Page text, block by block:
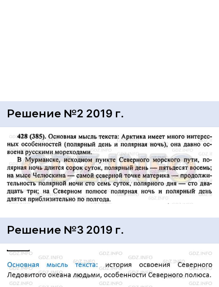
Решение №2 2019 г.
Решение №3 2019 г.